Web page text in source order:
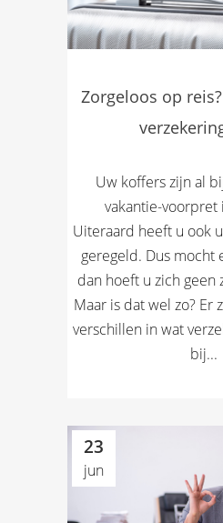
Zorgeloos op
Uw koffers zijn al
vakantie-voorpret
Uiteraard heeft u ook
geregeld. Dus mocht
dan hoeft u zich geen
Maar is dat wel zo? Er
verschillen in wat
bij...
23
jun